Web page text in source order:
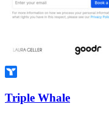
Triple Whale